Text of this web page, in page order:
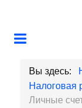
Вы здесь:
Налоговая
Личные